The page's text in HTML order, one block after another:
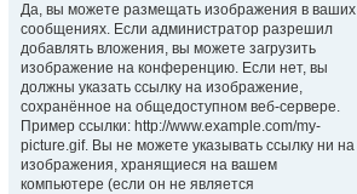
Да, вы можете размещать изображения в ваших
сообщениях. Если администратор разрешил
добавлять вложения, вы можете загрузить
изображение на конференцию. Если нет, вы
должны указать ссылку на изображение,
сохранённое на общедоступном веб-сервере.
Пример ссылки: http://www.example.com/my-
picture.gif. Вы не можете указывать ссылку ни на
изображения, хранящиеся на вашем
компьютере (если он не является